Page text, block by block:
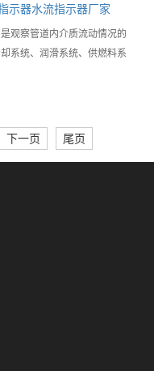
示器水流指示器厂家
观察管道内介质流动情况的
系统、润滑系统、供燃料系
产装置中，能随时观察液
障正常生产
下一页 尾页